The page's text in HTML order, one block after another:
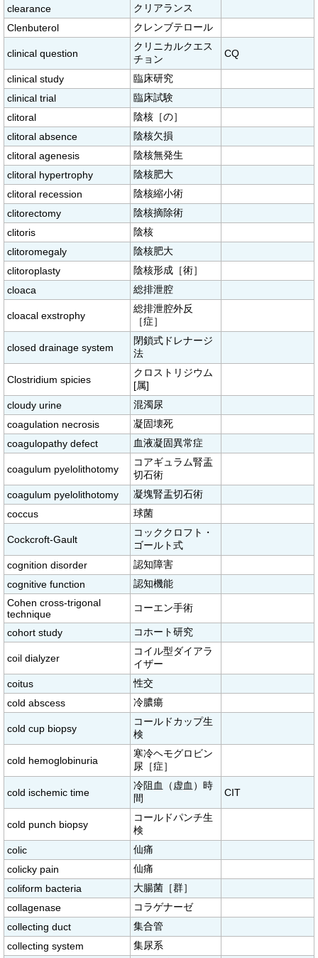
clearance
クリアランス
Clenbuterol
クレンブテロール
clinical question
クリニカルクエス
チョン
CQ
clinical study
臨床研究
clinical trial
臨床試験
clitoral
陰核［の］
clitoral absence
陰核欠損
clitoral agenesis
陰核無発生
clitoral hypertrophy
陰核肥大
clitoral recession
陰核縮小術
clitorectomy
陰核摘除術
clitoris
陰核
clitoromegaly
陰核肥大
clitoroplasty
陰核形成［術］
cloaca
総排泄腔
cloacal exstrophy
総排泄腔外反
［症］
closed drainage system
閉鎖式ドレナージ
法
Clostridium spicies
クロストリジウム
[属]
cloudy urine
混濁尿
coagulation necrosis
凝固壊死
coagulopathy defect
血液凝固異常症
coagulum pyelolithotomy
コアギュラム腎盂
切石術
coagulum pyelolithotomy
凝塊腎盂切石術
coccus
球菌
Cockcroft-Gault
コッククロフト・
ゴールト式
cognition disorder
認知障害
cognitive function
認知機能
Cohen cross-trigonal
technique
コーエン手術
cohort study コホート研究
coil dialyzer
コイル型ダイアラ
イザー
coitus
性交
cold abscess
冷膿瘍
cold cup biopsy
コールドカップ生
検
cold hemoglobinuria
寒冷ヘモグロビン
尿［症］
cold ischemic time
冷阻血（虚血）時
間
CIT
cold punch biopsy
コールドパンチ生
検
colic
仙痛
colicky pain
仙痛
coliform bacteria
大腸菌［群］
collagenase
コラゲナーゼ
collecting duct
集合管
collecting system
集尿系